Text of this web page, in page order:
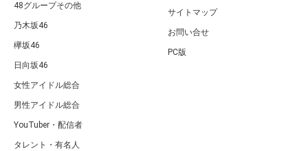
48グループその他
乃木坂46
欅坂46
日向坂46
女性アイドル総合
男性アイドル総合
YouTuber・配信者
タレント・有名人
サイトマップ
お問い合せ
PC版